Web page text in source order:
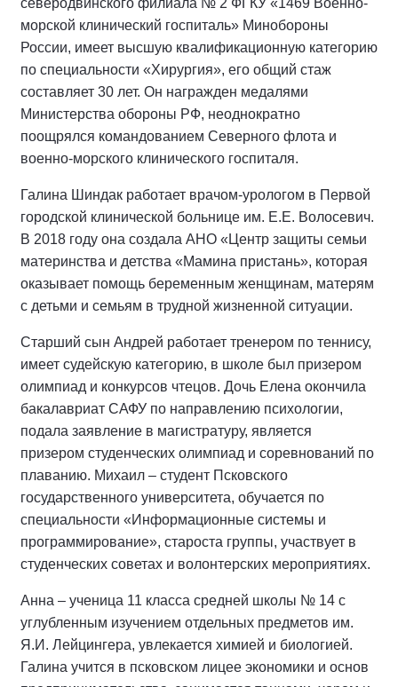
северодвинского филиала № 2 ФГКУ «1469 Военно-
морской клинический госпиталь» Минобороны
России, имеет высшую квалификационную категорию
по специальности «Хирургия», его общий стаж
составляет 30 лет. Он награжден медалями
Министерства обороны РФ, неоднократно
поощрялся командованием Северного флота и
военно-морского клинического госпиталя.
Галина Шиндак работает врачом-урологом в Первой
городской клинической больнице им. Е.Е. Волосевич.
В 2018 году она создала АНО «Центр защиты семьи
материнства и детства «Мамина пристань», которая
оказывает помощь беременным женщинам, матерям
с детьми и семьям в трудной жизненной ситуации.
Старший сын Андрей работает тренером по теннису,
имеет судейскую категорию, в школе был призером
олимпиад и конкурсов чтецов. Дочь Елена окончила
бакалавриат САФУ по направлению психологии,
подала заявление в магистратуру, является
призером студенческих олимпиад и соревнований по
плаванию. Михаил – студент Псковского
государственного университета, обучается по
специальности «Информационные системы и
программирование», староста группы, участвует в
студенческих советах и волонтерских мероприятиях.
Анна – ученица 11 класса средней школы № 14 с
углубленным изучением отдельных предметов им.
Я.И. Лейцингера, увлекается химией и биологией.
Галина учится в псковском лицее экономики и основ